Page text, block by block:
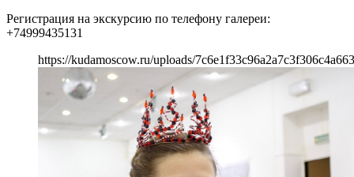
Регистрация на экскурсию по телефону галереи:
+74999435131
https://kudamoscow.ru/uploads/